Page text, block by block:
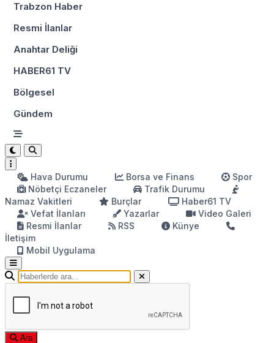
Trabzon Haber
Resmi İlanlar
Anahtar Deliği
HABER61 TV
Bölgesel
Gündem
Hava Durumu Borsa ve Finans
Spor
Nöbetçi Eczaneler
Trafik Durumu
Namaz Vakitleri
Burçlar
Haber61 TV
Vefat İlanları
Yazarlar
Video Galeri
Resmi İlanlar
RSS
Künye
İletişim
Mobil Uygulama
Ara